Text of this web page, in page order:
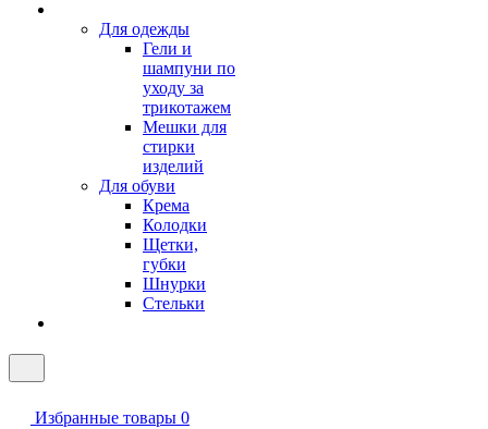
Для одежды
Гели и
шампуни по
уходу за
трикотажем
Мешки для
стирки
изделий
Для обуви
Крема
Колодки
Щетки,
губки
Шнурки
Стельки
Избранные товары 0